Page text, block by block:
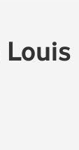
Louis